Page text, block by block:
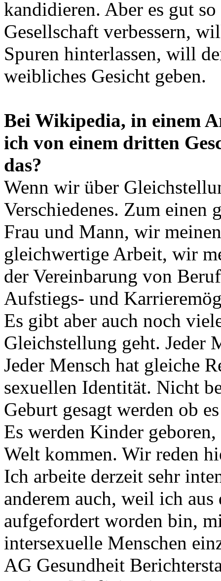
kandidieren. Aber es gut
Gesellschaft verbessern,
Spuren hinterlassen, will
weibliches Gesicht geben.
Bei Wikipedia, in einem
ich von einem dritten
das?
Wenn wir über
Verschiedenes. Zum einen
Frau und Mann, wir
gleichwertige Arbeit, wir
der Vereinbarung von
Aufstiegs- und
Es gibt aber auch noch
Gleichstellung geht. Jeder
Jeder Mensch hat gleiche
sexuellen Identität. Nicht
Geburt gesagt werden ob
Es werden Kinder
Welt kommen. Wir reden
Ich arbeite derzeit sehr
anderem auch, weil ich
aufgefordert worden bin,
intersexuelle Menschen
AG Gesundheit